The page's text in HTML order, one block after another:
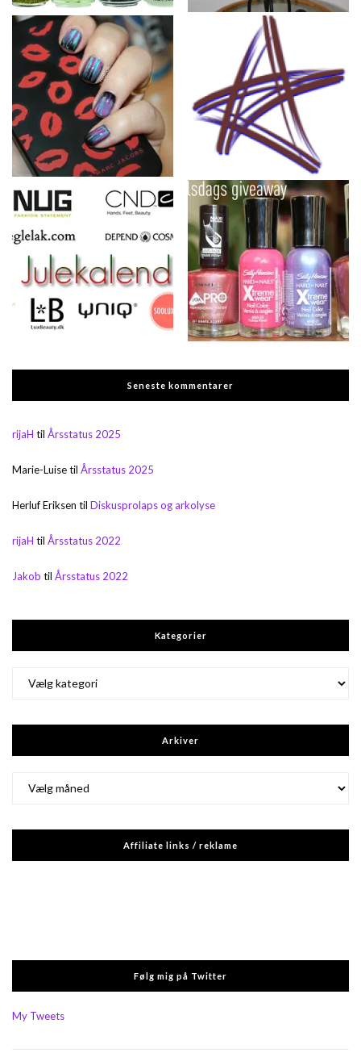
Seneste kommentarer
rijaH til Årsstatus 2025
Marie-Luisetil Årsstatus 2025
Herluf Eriksen til Diskusprolaps og arkolyse
rijaH til Årsstatus 2022
Jakob til Årsstatus 2022
Kategorier
Arkiver
Affiliate links / reklame
Følg mig på Twitter
My Tweets